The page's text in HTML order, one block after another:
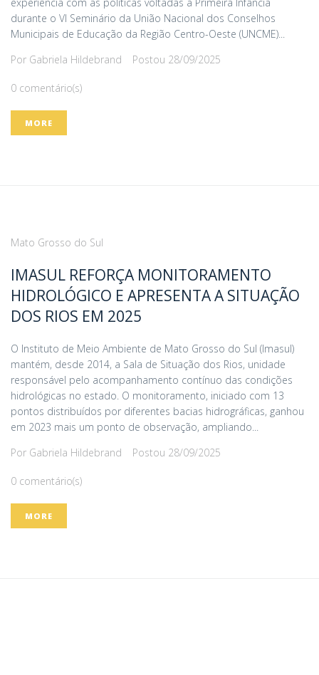
durante o VI Seminário da União Nacional dos Conselhos
Municipais de Educação da Região Centro-Oeste (UNCME)...
Por Gabriela Hildebrand Postou 28/09/2025
0 comentário(s)
MORE
Mato Grosso do Sul
IMASUL REFORÇA MONITORAMENTO
HIDROLÓGICO E APRESENTA A SITUAÇÃO
DOS RIOS EM 2025
O Instituto de Meio Ambiente de Mato Grosso do Sul (Imasul)
mantém, desde 2014, a Sala de Situação dos Rios, unidade
responsável pelo acompanhamento contínuo das condições
hidrológicas no estado. O monitoramento, iniciado com 13
pontos distribuídos por diferentes bacias hidrográficas, ganhou
em 2023 mais um ponto de observação, ampliando...
Por Gabriela Hildebrand Postou 28/09/2025
0 comentário(s)
MORE